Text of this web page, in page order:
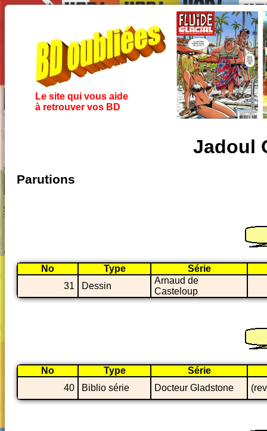
Le site qui vous aide
à retrouver vos BD
Jadoul
Parutions
No Type
Série
31
Dessin
Arnaud de
Casteloup
No Type
Série
40
Biblio série Docteur Gladstone